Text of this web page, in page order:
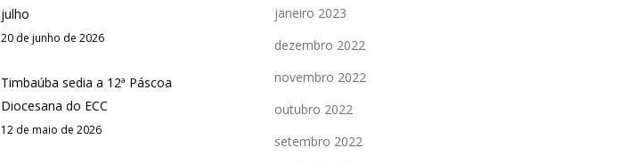
julho
20 de junho de 2026
Timbaúba sedia a 12ª Páscoa
Diocesana do ECC
12 de maio de 2026
janeiro 2023
dezembro 2022
novembro 2022
outubro 2022
setembro 2022